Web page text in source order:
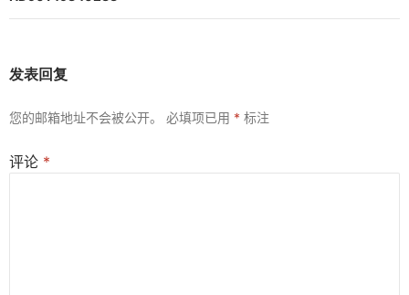
发表回复
您的邮箱地址不会被公开。 必填项已用 * 标注
评论 *